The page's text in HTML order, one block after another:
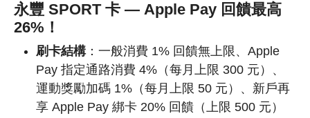
永豐 SPORT 卡 — Apple Pay 回饋最高
26%！
刷卡結構：一般消費 1% 回饋無上限、Apple
Pay 指定通路消費 4%（每月上限 300 元）、
運動獎勵加碼 1%（每月上限 50 元）、新戶再
享 Apple Pay 綁卡 20% 回饋（上限 500 元）